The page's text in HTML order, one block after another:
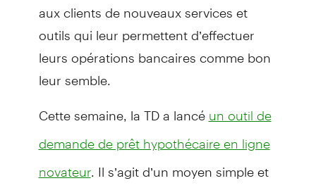
aux clients de nouveaux services et
outils qui leur permettent d’effectuer
leurs opérations bancaires comme bon
leur semble.
Cette semaine, la TD a lancé un outil de
demande de prêt hypothécaire en ligne
novateur. Il s’agit d’un moyen simple et